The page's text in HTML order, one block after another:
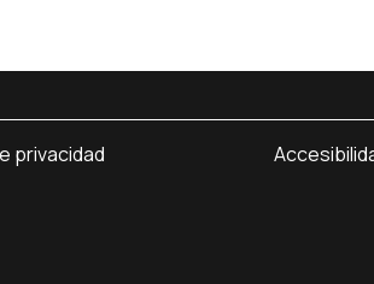
privacidad